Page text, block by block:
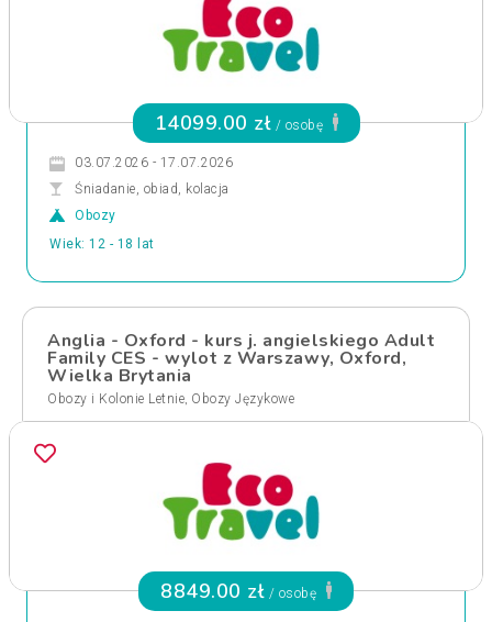
14099.00 zł / osobę
03.07.2026 - 17.07.2026
Śniadanie, obiad, kolacja
Obozy
Wiek: 12 - 18 lat
Anglia - Oxford - kurs j. angielskiego Adult
Family CES - wylot z Warszawy, Oxford,
Wielka Brytania
Obozy i Kolonie Letnie, Obozy Językowe
8849.00 zł / osobę